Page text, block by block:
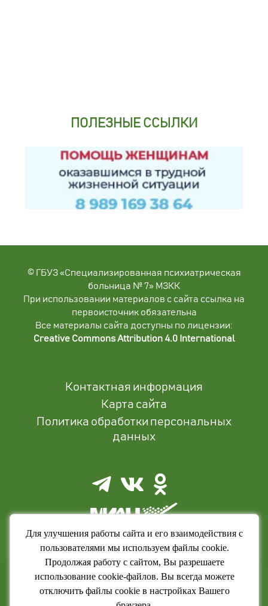
ПОЛЕЗНЫЕ ССЫЛКИ
© ГБУЗ «Специализированная психиатрическая
больница № 7» МЗКК
При использовании материалов с сайта ссылка на
первоисточник обязательна
Все материалы сайта доступны по лицензии:
Creative Commons Attribution 4.0 International
Для улучшения работы сайта и его взаимодействия с
пользователями мы используем файлы cookie.
Продолжая работу с сайтом, Вы разрешаете
использование cookie-файлов. Вы всегда можете
отключить файлы cookie в настройках Вашего
Контактная информация
Карта сайта
Политика обработки персональных
данных